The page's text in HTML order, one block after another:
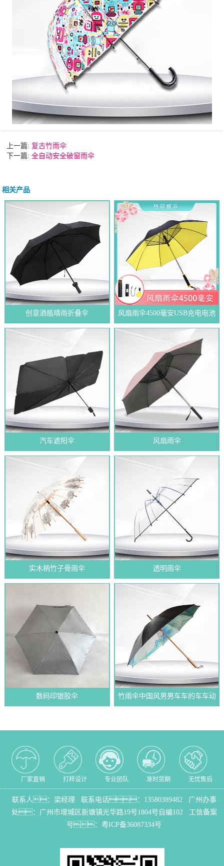
上一篇: 复古竹雨伞
下一篇: 全自动安全破窗雨伞
相关产品
创意酒瓶晴雨折叠伞 风扇雨伞4500毫安USB充电电池
汽车遮阳伞 风扇雨伞
实木柄竹子骨雨伞 透明雨伞
数码印银胶伞
竹雨伞中国风男男车车的车车动
厂家直销 打样设计 专业团队 准时货期 无忧售后
联系人：梁经理 联系电话： 13580389482
广州办事
处： 广州市增城区新塘镇光华路19号1804号自编102 工信备案
号：粤ICP备36087334号